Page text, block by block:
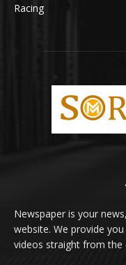
Racing
Newspaper is your
website. We provide
videos straight from the